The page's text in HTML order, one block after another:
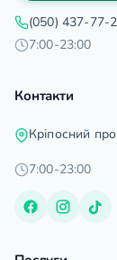
(050) 437-77-
7:00-23:00
Контакти
Кріпосний
7:00-23:00